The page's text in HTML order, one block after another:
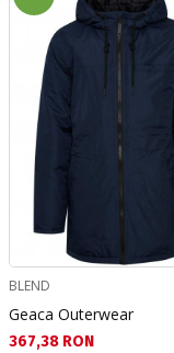
BLEND
Geaca Outerwear
Текуща цена:
367,38 RON